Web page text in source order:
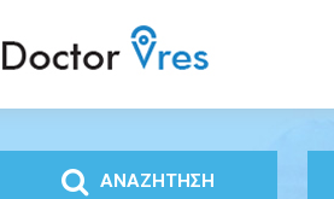
Doctor
Vres
ΑΝΑΖΗΤΗΣΗ